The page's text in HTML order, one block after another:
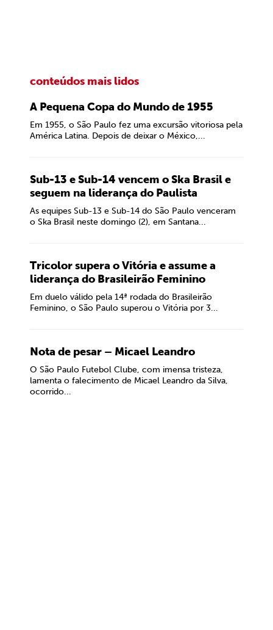
conteúdos mais lidos
A Pequena Copa do Mundo de 1955
Em 1955, o São Paulo fez uma excursão vitoriosa pela
América Latina. Depois de deixar o México,...
Sub-13 e Sub-14 vencem o Ska Brasil e
seguem na liderança do Paulista
As equipes Sub-13 e Sub-14 do São Paulo venceram
o Ska Brasil neste domingo (2), em Santana...
Tricolor supera o Vitória e assume a
liderança do Brasileirão Feminino
Em duelo válido pela 14ª rodada do Brasileirão
Feminino, o São Paulo superou o Vitória por 3...
Nota de pesar – Micael Leandro
O São Paulo Futebol Clube, com imensa tristeza,
lamenta o falecimento de Micael Leandro da Silva,
ocorrido...